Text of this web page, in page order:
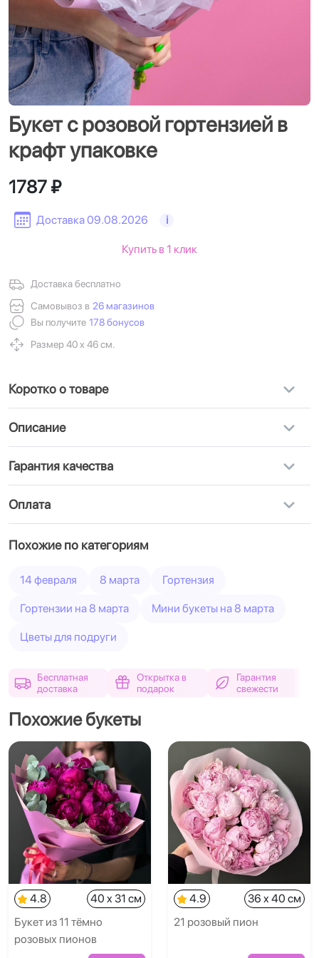
Букет с розовой гортензией в
крафт упаковке
Доставка 09.08.2026 i
1787 ₽
Доставка бесплатно
Самовывоз в 26 магазинов
Вы получите 178 бонусов
Размер 40 х 46 см.
Купить в 1 клик
Коротко о товаре
Описание
Гарантия качества
Оплата
Похожие по категориям
14 февраля 8 марта Гортензия
Гортензии на 8 марта Мини букеты на 8 марта
Цветы для подруги
Бесплатная
доставка
Открытка в
подарок
Гарантия
свежести
Похожие букеты
4.8
40 x 31 см
Букет из 11 тёмно
розовых пионов
4.9
36 x 40 см
21 розовый пион